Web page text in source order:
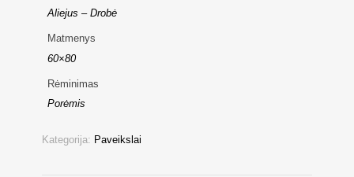
Aliejus – Drobė
Matmenys
60×80
Rėminimas
Porėmis
Kategorija: Paveikslai